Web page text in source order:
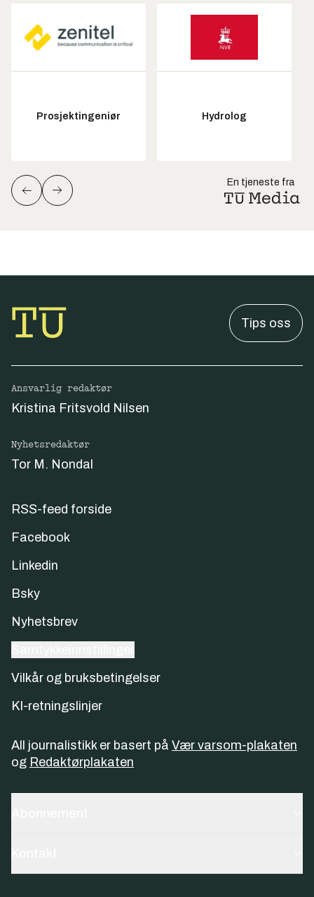
Prosjektingeniør Hydrolog
En tjeneste fra
Tips oss
Ansvarlig redaktør
Kristina Fritsvold Nilsen
Nyhetsredaktør
Tor M. Nondal
RSS-feed forside
Facebook
Linkedin
Bsky
Nyhetsbrev
Vilkår og bruksbetingelser
KI-retningslinjer
All journalistikk er basert på Vær varsom-plakaten
og Redaktørplakaten